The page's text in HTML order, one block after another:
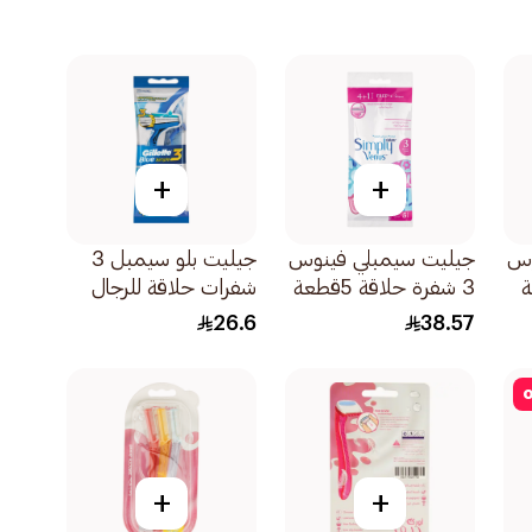
+
جيليت سيمبلي فينوس
3 شفرة حلاقة 5قطعة
38.57
+
جيليت بلو سيمبل 3
شفرات حلاقة للرجال
للاستخدام الواحد
26.6
+
+